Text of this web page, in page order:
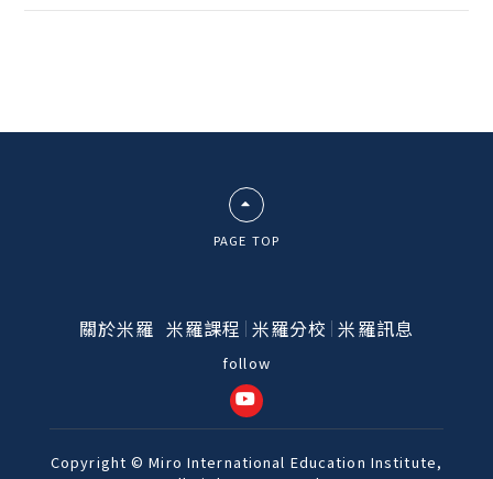
PAGE TOP
關於米羅 米羅課程 米羅分校 米羅訊息
Copyright © Miro International Education Institute,